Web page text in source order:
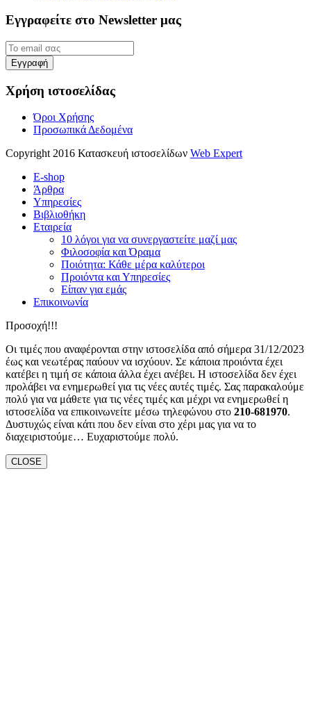
Εγγραφείτε στο Newsletter μας
Χρήση ιστοσελίδας
Όροι Χρήσης
Προσωπικά Δεδομένα
Copyright 2016 Κατασκευή ιστοσελίδων Web Expert
E-shop
Άρθρα
Υπηρεσίες
Βιβλιοθήκη
Εταιρεία
10 λόγοι για να συνεργαστείτε μαζί μας
Φιλοσοφία και Όραμα
Ποιότητα: Κάθε μέρα καλύτεροι
Προιόντα και Υπηρεσίες
Είπαν για εμάς
Επικοινωνία
Προσοχή!!!
Οι τιμές που αναφέρονται στην ιστοσελίδα από σήμερα 31/12/2023
έως και νεωτέρας παύουν να ισχύουν. Σε κάποια προιόντα έχει
κατέβει η τιμή σε κάποια άλλα έχει ανέβει. Η ιστοσελίδα δεν έχει
προλάβει να ενημερωθεί για τις νέες αυτές τιμές. Σας παρακαλούμε
πολύ για να μάθετε για τις νέες τιμές και μέχρι να ενημερωθεί η
ιστοσελίδα να επικοινωνείτε μέσω τηλεφώνου στο 210-681970.
Δυστυχώς είναι κάτι που δεν είναι στο χέρι μας για να το
διαχειριστούμε… Ευχαριστούμε πολύ.
CLOSE